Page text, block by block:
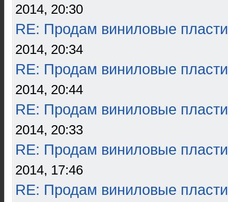
2014, 20:30
RE: Продам виниловые
2014, 20:34
RE: Продам виниловые
2014, 20:44
RE: Продам виниловые
2014, 20:33
RE: Продам виниловые
2014, 17:46
RE: Продам виниловые